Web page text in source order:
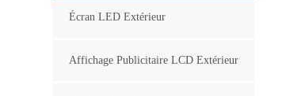
Écran LED Extérieur
Affichage Publicitaire LCD Extérieur